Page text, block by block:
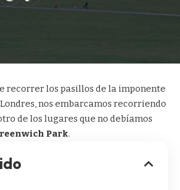
recorrer los pasillos de la imponente
, nos embarcamos recorriendo
de los lugares que no debíamos
Park.